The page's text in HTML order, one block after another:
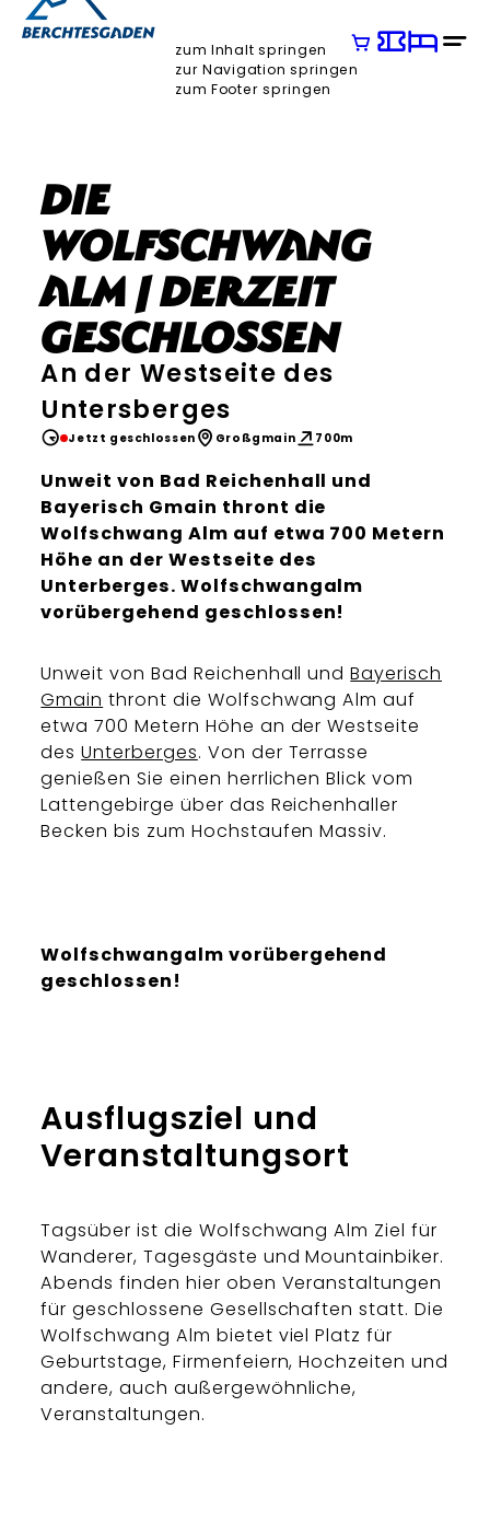
zum Inhalt springen
zur Navigation springen
zum Footer springen
Die
Wolfschwang
Alm | Derzeit
geschlossen
An der Westseite des
Untersberges
Jetzt geschlossen Großgmain 700m
Unweit von Bad Reichenhall und
Bayerisch Gmain thront die
Wolfschwang Alm auf etwa 700 Metern
Höhe an der Westseite des
Unterberges. Wolfschwangalm
vorübergehend geschlossen!
Unweit von Bad Reichenhall undBayerisch
Gmain thront die Wolfschwang Alm auf
etwa 700 Metern Höhe an der Westseite
desUnterberges. Von der Terrasse
genießen Sie einen herrlichen Blick vom
Lattengebirge über das Reichenhaller
Becken bis zum Hochstaufen Massiv.
Wolfschwangalm vorübergehend
geschlossen!
Ausflugsziel und
Veranstaltungsort
Tagsüber ist die Wolfschwang Alm Ziel für
Wanderer, Tagesgäste und Mountainbiker.
Abends finden hier oben Veranstaltungen
für geschlossene Gesellschaften statt. Die
Wolfschwang Alm bietet viel Platz für
Geburtstage, Firmenfeiern, Hochzeiten und
andere, auch außergewöhnliche,
Veranstaltungen.